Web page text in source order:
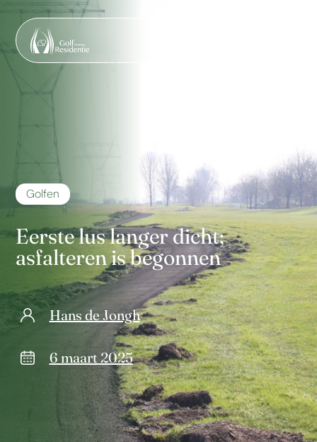
Golfen
Eerste lus langer dicht;
asfalteren is begonnen
Hans de Jongh
6 maart 2025